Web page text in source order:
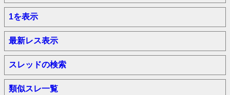
1を表示
最新レス表示
スレッドの検索
類似スレ一覧